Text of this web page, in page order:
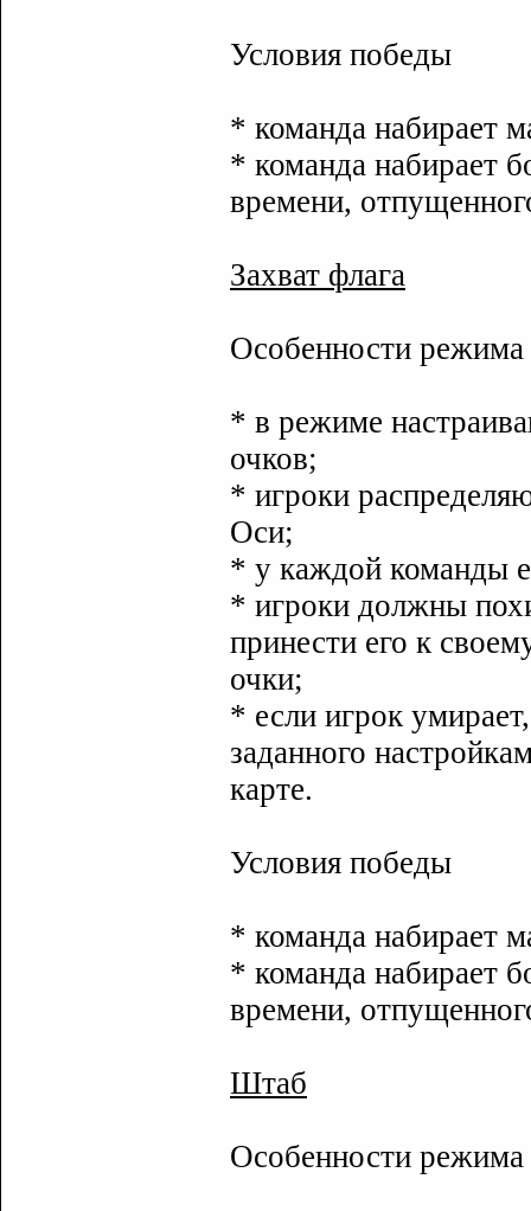
Условия победы
* команда набирает
* команда набирает
времени,
Захват флага
Особенности режима
* в режиме
очков;
* игроки
Оси;
* у каждой команды
* игроки должны
принести его к
очки;
* если игрок
заданного
карте.
Условия победы
* команда набирает
* команда набирает
времени,
Штаб
Особенности режима